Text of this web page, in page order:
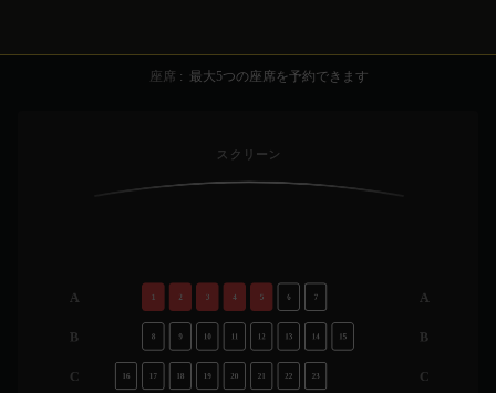
座席 : 最大5つの座席を予約できます
スクリーン
A
B
C
A
B
C
1 2 3 4 5 6 7
8 9 10 12 13 14 15
16 17 18 19 20 21 22 23